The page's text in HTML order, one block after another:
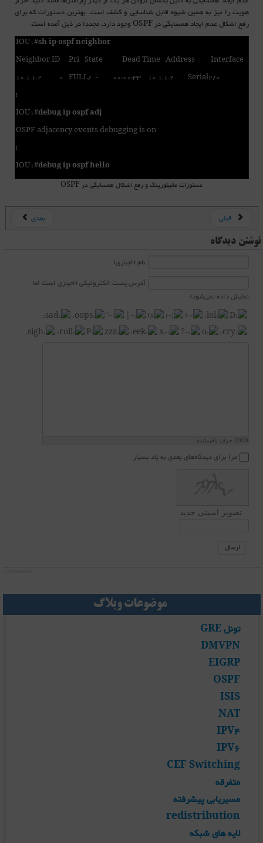
هویت را نیز به همین شیوه قابل شناسایی و کشف است. بهترین دستورات که برای
رفع اشکال عدم ایجاد همسایگی در OSPF وجود دارد، مجددا در ذیل آمده است.
IOU1#sh ip ospf neighbor
Neighbor ID Pri State Dead Time Address Interface
10.1.1.2 0 FULL/ - 00:00:33 10.1.1.2 Serial2/0
!
IOU1#debug ip ospf adj
OSPF adjacency events debugging is on
!
IOU1#debug ip ospf hello
دستورات مانیتورینگ و رفع اشکال همسایگی در OSPF
قبلی بعدی
نوشتن دیدگاه
نام (اجباری)
آدرس پست الکترونیکی (اجباری است اما
نمایش داده نمی‌شود)
1000 حرف باقیمانده
مرا برای دیدگاه‌های بعدی به یاد بسپار
تصویر امنیتی جدید
ارسال
موضوعات وبلاگ
تونل GRE
DMVPN
EIGRP
OSPF
ISIS
NAT
IPV4
IPV6
CEF Switching
متفرقه
مسیریابی پیشرفته
redistribution
لایه های شبکه